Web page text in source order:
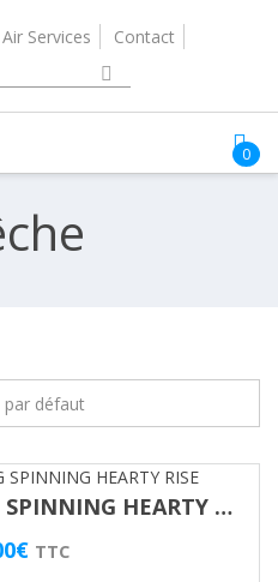
Services Contact
0
SKYWALKER JIGGING SPINNING HEARTY RISE
€ TTC